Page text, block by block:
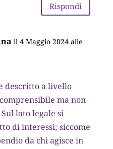
Rispondi
il 4 Maggio 2024 alle
descritto a livello
ma non
lato legale si
di interessi; siccome
da chi agisce in